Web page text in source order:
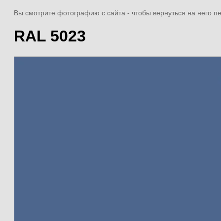
Вы смотрите фотографию с сайта - чтобы вернуться на него
RAL 5023